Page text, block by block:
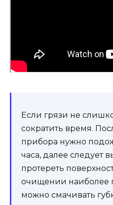
Если грязи не
сократить время.
прибора нужно
часа, далее следует
протереть
очищении наиболее
можно смачивать